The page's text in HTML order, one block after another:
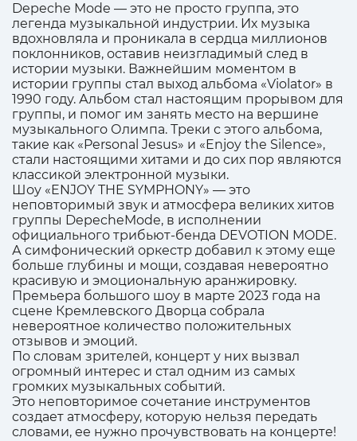
Depeche Mode — это не просто группа, это
легенда музыкальной индустрии. Их музыка
вдохновляла и проникала в сердца миллионов
поклонников, оставив неизгладимый след в
истории музыки. Важнейшим моментом в
истории группы стал выход альбома «Violator» в
1990 году. Альбом стал настоящим прорывом для
группы, и помог им занять место на вершине
музыкального Олимпа. Треки с этого альбома,
такие как «Personal Jesus» и «Enjoy the Silence»,
стали настоящими хитами и до сих пор являются
классикой электронной музыки.
Шоу «ENJOY THE SYMPHONY» — это
неповторимый звук и атмосфера великих хитов
группы DepecheMode, в исполнении
официального трибьют-бенда DEVOTION MODE.
А симфонический оркестр добавил к этому еще
больше глубины и мощи, создавая невероятно
красивую и эмоциональную аранжировку.
Премьера большого шоу в марте 2023 года на
сцене Кремлевского Дворца собрала
невероятное количество положительных
отзывов и эмоций.
По словам зрителей, концерт у них вызвал
огромный интерес и стал одним из самых
громких музыкальных событий.
Это неповторимое сочетание инструментов
создает атмосферу, которую нельзя передать
словами, ее нужно прочувствовать на концерте!